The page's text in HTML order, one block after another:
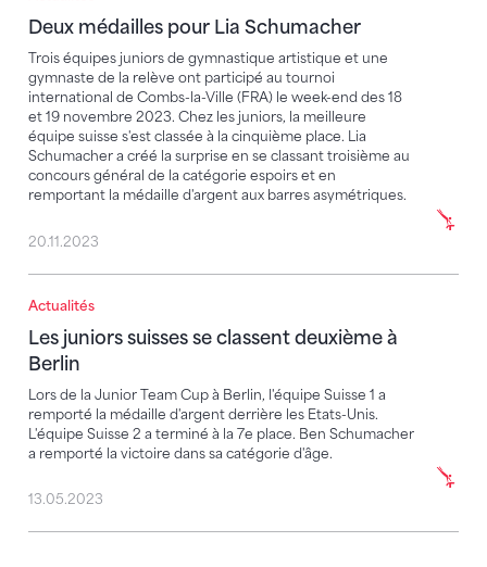
Deux médailles pour Lia Schumacher
Trois équipes juniors de gymnastique artistique et une
gymnaste de la relève ont participé au tournoi
international de Combs-la-Ville (FRA) le week-end des 18
et 19 novembre 2023. Chez les juniors, la meilleure
équipe suisse s'est classée à la cinquième place. Lia
Schumacher a créé la surprise en se classant troisième au
concours général de la catégorie espoirs et en
remportant la médaille d'argent aux barres asymétriques.
20.11.2023
Actualités
Les juniors suisses se classent deuxième à
Berlin
Lors de la Junior Team Cup à Berlin, l'équipe Suisse 1 a
remporté la médaille d'argent derrière les Etats-Unis.
L'équipe Suisse 2 a terminé à la 7e place. Ben Schumacher
a remporté la victoire dans sa catégorie d'âge.
Les juniors suisses se classent deuxième à Berlin
13.05.2023